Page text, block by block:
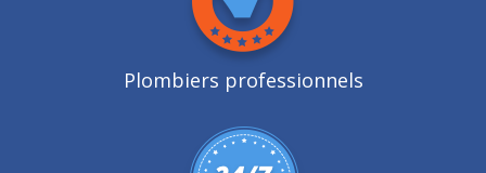
Plombiers professionnels